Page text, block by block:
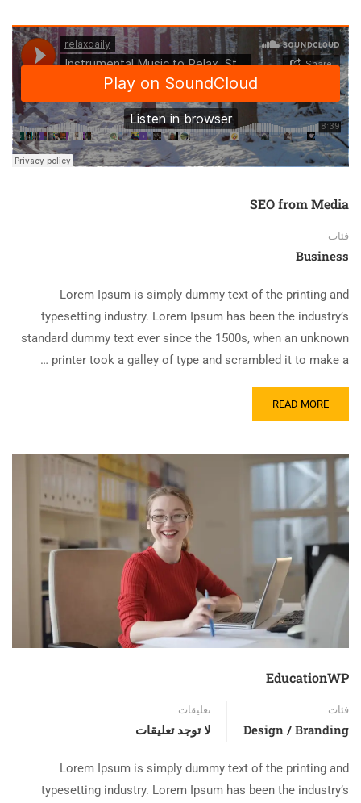
SEO from Media
فئات
Business
Lorem Ipsum is simply dummy text of the printing and
typesetting industry. Lorem Ipsum has been the industry’s
standard dummy text ever since the 1500s, when an unknown
printer took a galley of type and scrambled it to make a …
READ MORE
EducationWP
فئات
Design / Branding
تعليقات
لا توجد تعليقات
Lorem Ipsum is simply dummy text of the printing and
typesetting industry. Lorem Ipsum has been the industry’s